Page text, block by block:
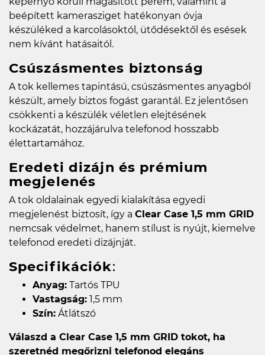
beépített kamerasziget hatékonyan óvja
készüléked a karcolásoktól, ütődésektől és esések
nem kívánt hatásaitól.
Csúszásmentes biztonság
A tok kellemes tapintású, csúszásmentes anyagból
készült, amely biztos fogást garantál. Ez jelentősen
csökkenti a készülék véletlen elejtésének
kockázatát, hozzájárulva telefonod hosszabb
élettartamához.
Eredeti dizájn és prémium
megjelenés
A tok oldalainak egyedi kialakítása egyedi
megjelenést biztosít, így a Clear Case 1,5 mm GRID
nemcsak védelmet, hanem stílust is nyújt, kiemelve
telefonod eredeti dizájnját.
Specifikációk:
Anyag: Tartós TPU
Vastagság: 1,5 mm
Szín: Átlátszó
Válaszd a Clear Case 1,5 mm GRID tokot, ha
szeretnéd megőrizni telefonod elegáns